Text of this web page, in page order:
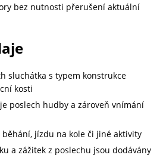
bez nutnosti přerušení aktuální
sluchátka s typem konstrukce
kosti
poslech hudby a zároveň vnímání
jízdu na kole či jiné aktivity
a zážitek z poslechu jsou dodávány